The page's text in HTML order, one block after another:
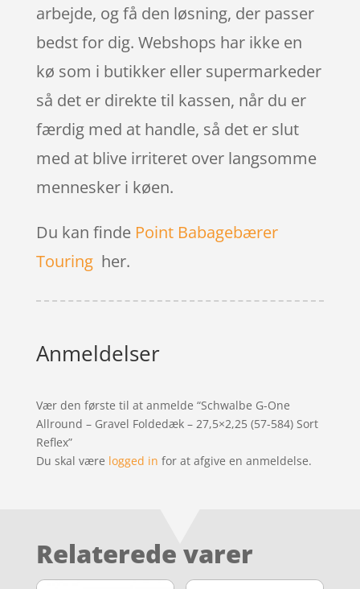
arbejde, og få den løsning, der passer
bedst for dig. Webshops har ikke en
kø som i butikker eller supermarkeder
så det er direkte til kassen, når du er
færdig med at handle, så det er slut
med at blive irriteret over langsomme
mennesker i køen.
Du kan finde Point Babagebærer
Touringher.
Anmeldelser
Vær den første til at anmelde “Schwalbe G-One
Allround – Gravel Foldedæk – 27,5×2,25 (57-584) Sort
Reflex”
Du skal være logged in for at afgive en anmeldelse.
Relaterede varer